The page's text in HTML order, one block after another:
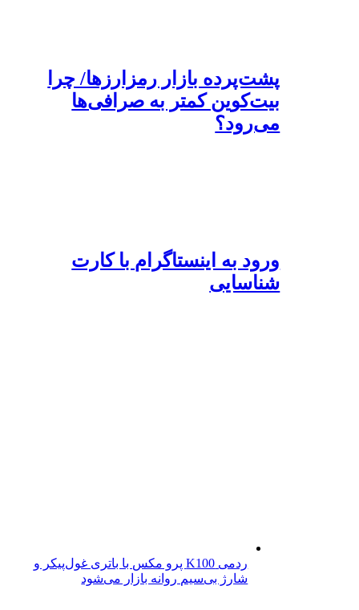
پشت‌پرده بازار رمزارزها/ چرا
بیت‌کوین کمتر به صرافی‌ها
می‌رود؟
ورود به اینستاگرام با کارت
شناسایی
ردمی K100 پرو مکس با باتری غول‌پیکر و
شارژ بی‌سیم روانه بازار می‌شود